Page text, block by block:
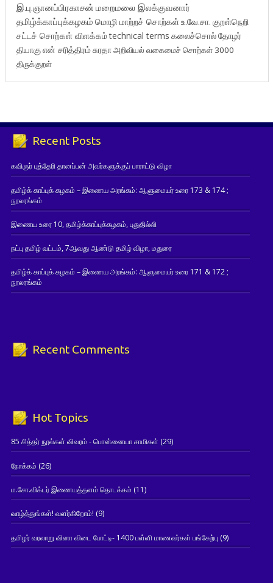
இ.பு.ஞானப்பிரகாசன் மறைமலை இலக்குவனார்
தமிழ்க்காப்புக்கழகம் மொழி மாற்றச் சொற்கள்உ.வே.சா. குறள்நெறி
சட்டச் சொற்கள் விளக்கம்technical terms கலைச்சொல்தோழர்
தியாகுஎன் சரித்திரம்சுரதாஅறிவியல் வகைமைச் சொற்கள் 3000
திருக்குறள்
Recent Posts
கவிஞர் புத்தேரி தானப்பன் அவர்களுக்குப் பாராட்டு விழா
தமிழ்க் காப்புக் கழகம் – இணைய அரங்கம்: ஆளுமையர் உரை 173 & 174 ;
நூலரங்கம்
இணைய உரை 10, தமிழ்க்காப்புக்கழகம், புதுதில்லி
நட்பு தமிழ் வட்டம், 7ஆவது ஆண்டு தமிழ் விழா, மதுரை
தமிழ்க் காப்புக் கழகம் – இணைய அரங்கம்: ஆளுமையர் உரை 171 & 172 ;
நூலரங்கம்
Recent Comments
Hot Topics
85 சித்தர் நூல்கள் விவரம் - பொன்னையா சாமிகள் (29)
நோக்கம் (26)
ம.சோ.விக்டர் இணையத்தளம் தொடக்கம் (11)
வாழ்த்துங்கள்! வளர்கிறோம்! (9)
தமிழர் வரலாறு வினா விடை போட்டி- 1400 பள்ளி மாணவர்கள் பங்கேற்பு(9)